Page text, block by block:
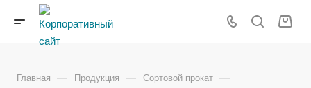
Главная — Продукция — Сортовой прокат —